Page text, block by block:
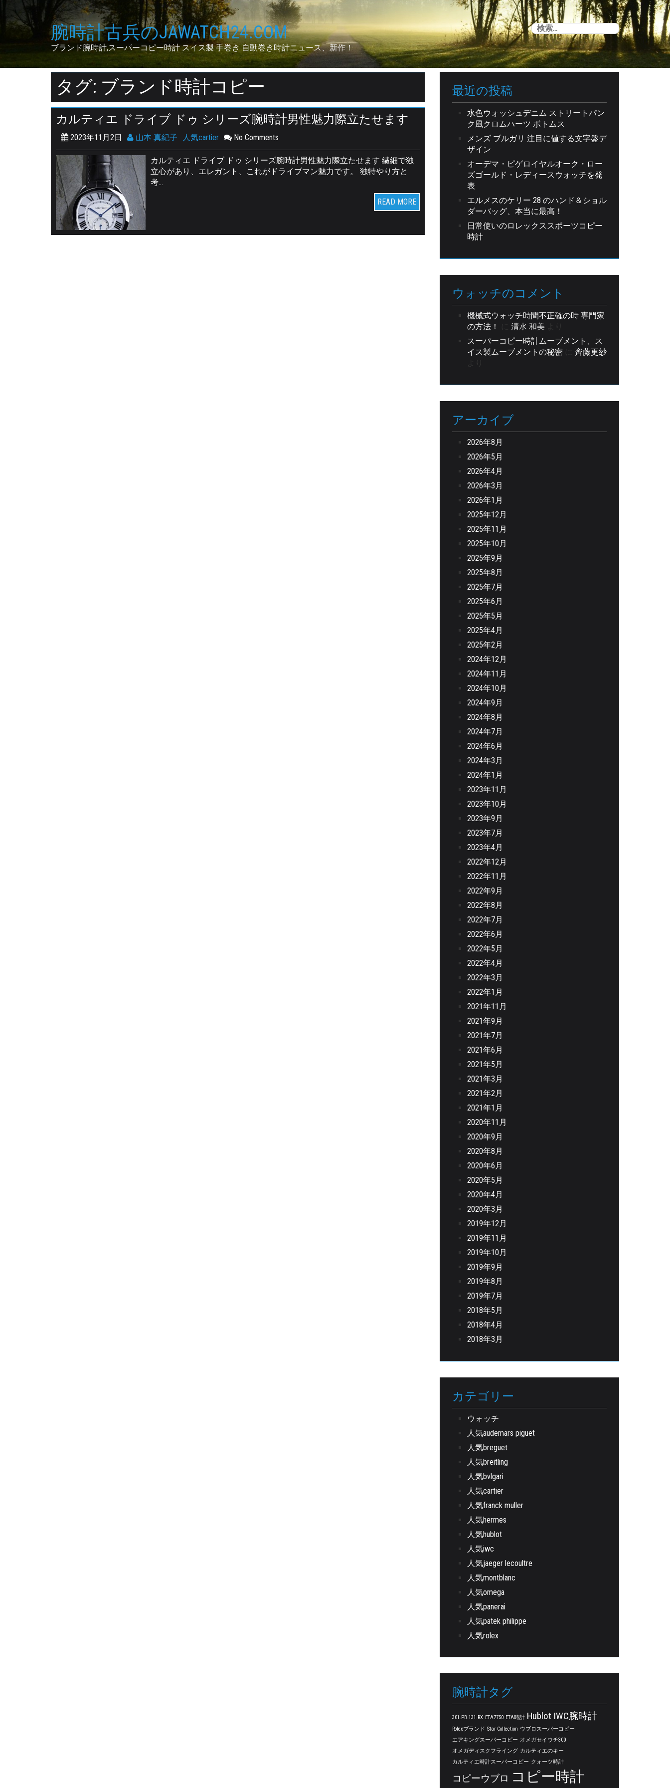
content
腕時計古兵のJAWATCH24.COM
ブランド腕時計,スーパーコピー時計 スイス製 手巻き 自動巻き時計ニュース、新作！
検
索:
タグ: ブランド時計コピー
カルティエ ドライブ ドゥ シリーズ腕時計男性魅力際立たせます
2023年11月2日 山本 真紀子 人気cartier No Comments
カルティエ ドライブ ドゥ シリーズ腕時計男性魅力際立たせます 繊細で独
立心があり、エレガント、これがドライブマン魅力です。 独特やり方と
考…
READ MORE
最近の投稿
水色ウォッシュデニム ストリートパン
ク風クロムハーツ ボトムス
メンズ ブルガリ 注目に値する文字盤デ
ザイン
オーデマ・ピゲロイヤルオーク・ロー
ズゴールド・レディースウォッチを発
表
エルメスのケリー 28 のハンド＆ショル
ダーバッグ、本当に最高！
日常使いのロレックススポーツコピー
時計
ウォッチのコメント
機械式ウォッチ時間不正確の時 専門家
の方法！
に 清水 和美 より
スーパーコピー時計ムーブメント、ス
イス製ムーブメントの秘密に 齊藤更紗
より
アーカイブ
2026年8月
2026年5月
2026年4月
2026年3月
2026年1月
2025年12月
2025年11月
2025年10月
2025年9月
2025年8月
2025年7月
2025年6月
2025年5月
2025年4月
2025年2月
2024年12月
2024年11月
2024年10月
2024年9月
2024年8月
2024年7月
2024年6月
2024年3月
2024年1月
2023年11月
2023年10月
2023年9月
2023年7月
2023年4月
2022年12月
2022年11月
2022年9月
2022年8月
2022年7月
2022年6月
2022年5月
2022年4月
2022年3月
2022年1月
2021年11月
2021年9月
2021年7月
2021年6月
2021年5月
2021年3月
2021年2月
2021年1月
2020年11月
2020年9月
2020年8月
2020年6月
2020年5月
2020年4月
2020年3月
2019年12月
2019年11月
2019年10月
2019年9月
2019年8月
2019年7月
2018年5月
2018年4月
2018年3月
カテゴリー
ウォッチ
人気audemars piguet
人気breguet
人気breitling
人気bvlgari
人気cartier
人気franck muller
人気hermes
人気hublot
人気iwc
人気jaeger lecoultre
人気montblanc
人気omega
人気panerai
人気patek philippe
人気rolex
腕時計タグ
301.PB.131.RX ETA7750 ETA時計 Hublot IWC腕時計
Rolexブランド Star Collection ウブロスーパーコピー
エアキングスーパーコピー オメガセイウチ300
オメガディスクフライング カルティエのキー
カルティエ時計スーパーコピー クォーツ時計
コピーウブロ コピー時計